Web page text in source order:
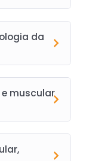
da
muscular